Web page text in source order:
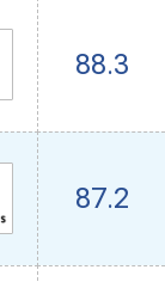
88.3
87.2